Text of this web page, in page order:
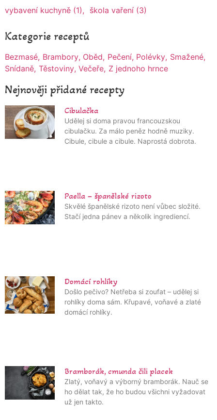
vybavení kuchyně (1) škola vaření(3)
Kategorie receptů
Bezmasé Brambory Oběd Pečení Polévky Smažené
Snídaně Těstoviny Večeře Z jednoho hrnce
Nejnověji přidané recepty
Cibulačka
Udělej si doma pravou francouzskou
cibulačku. Za málo peněz hodně muziky.
Cibule, cibule a cibule. Naprostá dobrota.
Paella – španělské rizoto
Skvělé španělské rizoto není vůbec složité.
Stačí jedna pánev a několik ingrediencí.
Domácí rohlíky
Došlo pečivo? Netřeba si zoufat – udělej si
rohlíky doma sám. Křupavé, voňavé a zlaté
domácí rohlíky.
Bramborák, cmunda čili placek
Zlatý, voňavý a výborný bramborák. Nauč se
ho dělat tak, že ho budou všichni vyžadovat
už jen takto.